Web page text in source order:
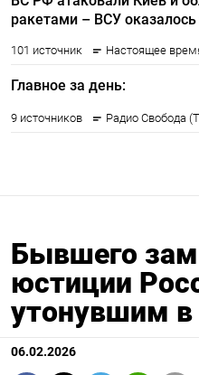
Бывшего
юстиции
утонувшим в
06.02.2026